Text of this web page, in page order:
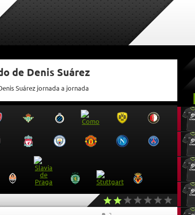
de Denis Suárez
Suárez jornada a jornada